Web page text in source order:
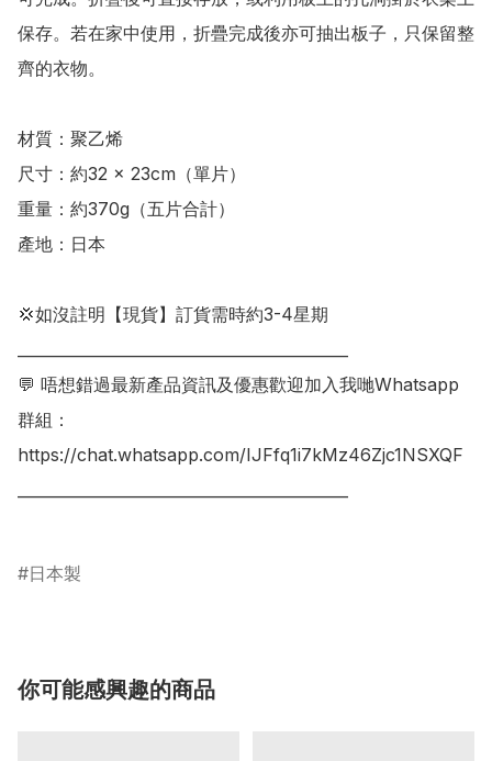
保存。若在家中使用，折疊完成後亦可抽出板子，只保留整
齊的衣物。
材質：聚乙烯
尺寸：約32 × 23cm（單片）
重量：約370g（五片合計）
產地：日本
💢如沒註明【現貨】訂貨需時約3-4星期
💬 唔想錯過最新產品資訊及優惠歡迎加入我哋Whatsapp
群組：
https://chat.whatsapp.com/IJFfq1i7kMz46Zjc1NSXQF
日本製
你可能感興趣的商品